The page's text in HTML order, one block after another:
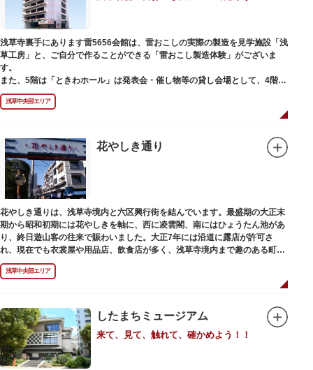
浅草寺裏手にあります雷5656会館は、雷おこしの実際の製造を見学施設「浅
草工房」と、ご自分で作ることができる「雷おこし製造体験」がございま
す。
また、5階は「ときわホール」は発表会・催し物等の貸し会場として、4階は
打合せなどでご利用いただける「貸しスペース」がございます。
浅草中央部エリア
花やしき通り
花やしき通りは、浅草寺境内と六区興行街を結んでいます。最盛期の大正末
期から昭和初期には花やしきを軸に、西に凌雲閣、南にはひょうたん池があ
り、終日遊山客の往来で賑わいました。大正7年には沿道に露店が許可さ
れ、現在でも衣裳屋や用品店、飲食店が多く、浅草寺境内まで趣のある町並
みが続いています。
浅草中央部エリア
したまちミュージアム
来て、見て、触れて、確かめよう！！